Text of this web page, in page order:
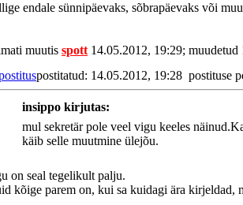
Küllap keegi teine
parandanud.
E:
Ma redigeerisin ainult
endale sünnipäevaks, sõbrapäevaks või
muutis spott 14.05.2012, 19:29; muudetud
postitatud: 14.05.2012, 19:28 postituse
insippo kirjutas:
mul sekretär pole veel vigu keeles
käib selle muutmine ülejõu.
on seal tegelikult palju.
kõige parem on, kui sa kuidagi ära kirjeldad,